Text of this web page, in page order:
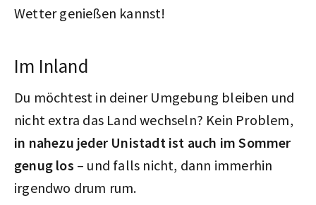
Wetter genießen kannst!
Im Inland
Du möchtest in deiner Umgebung bleiben und
nicht extra das Land wechseln? Kein Problem,
in nahezu jeder Unistadt ist auch im Sommer
genug los – und falls nicht, dann immerhin
irgendwo drum rum.